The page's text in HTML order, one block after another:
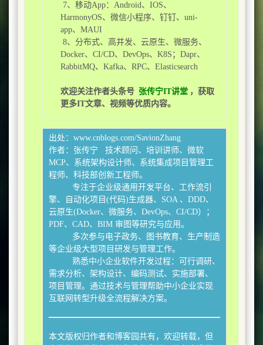
7、移动App：Android、IOS、
HarmonyOS、微信小程序、钉钉、uni-
app、MAUI
8、分布式、高并发、云原生、微服务、
Docker、CI/CD、DevOps、K8S；Dapr、
RabbitMQ、Kafka、RPC、Elasticsearch
欢迎关注作者头条号 张传宁IT讲堂 ，获取
更多IT文章、视频等优质内容。
出处：www.cnblogs.com/SavionZhang
作者：张传宁 技术顾问、培训讲师、微软
MCP、系统架构设计师、系统集成项目管理工
程师、科技部创新工程师。
专注于企业级通用开发平台、工作流引
擎、自动化项目(代码)生成器、SOA 、DDD、
云原生(Docker、微服务、DevOps、CI/CD）；
PDF、CAD、BIM 审图等研究与应用。
多次参与电子政务、图书教育、生产制造
等企业级大型项目研发与管理工作。
熟悉中小企业软件开发过程：可行调研、
需求分析、架构设计、编码测试、实施部署、
项目管理。通过技术与管理帮助中小企业实现
互联网转型升级全流程解决方案。
本文版权归作者和博客园共有，欢迎转载，但